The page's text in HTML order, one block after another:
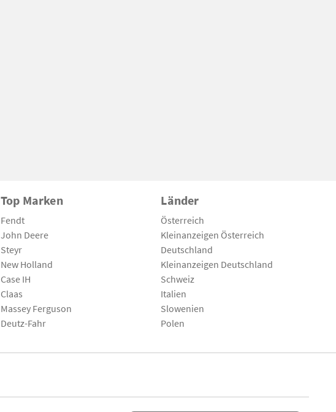
Top Marken
Fendt
John Deere
Steyr
New Holland
Case IH
Claas
Massey Ferguson
Deutz-Fahr
Länder
Österreich
Kleinanzeigen Österreich
Deutschland
Kleinanzeigen Deutschland
Schweiz
Italien
Slowenien
Polen